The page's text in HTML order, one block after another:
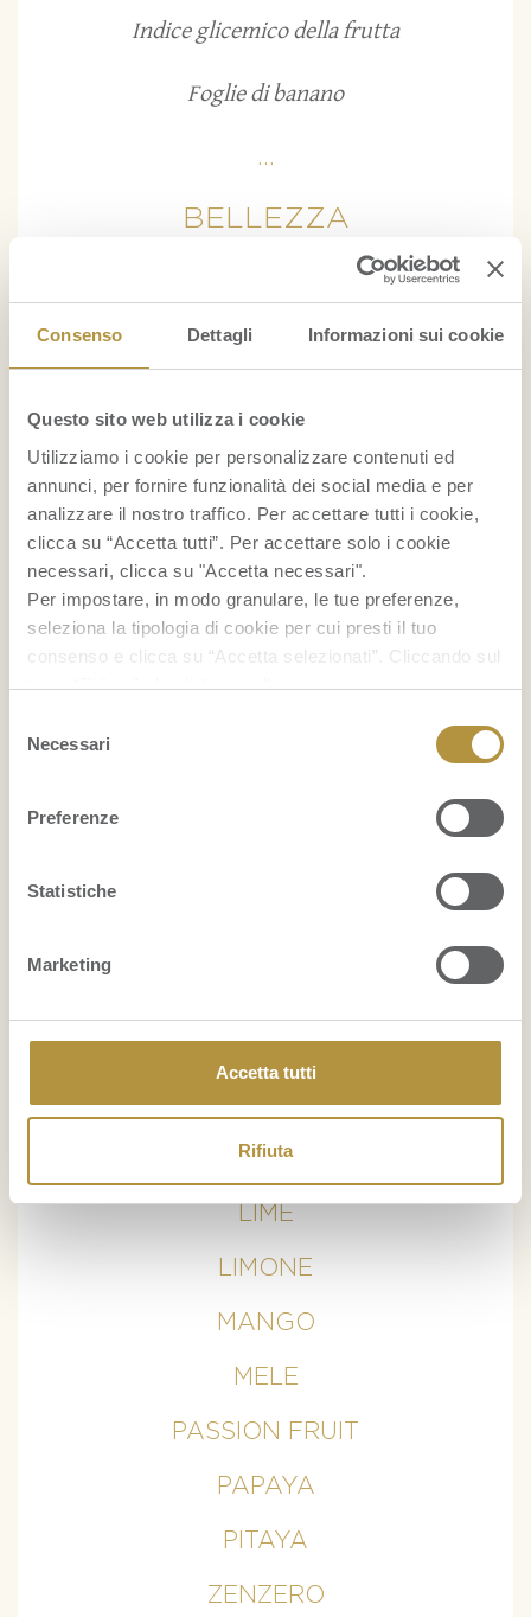
Consenso Dettagli Informazioni sui cookie
Questo sito web utilizza i cookie
Utilizziamo i cookie per personalizzare contenuti ed
annunci, per fornire funzionalità dei social media e per
analizzare il nostro traffico. Per accettare tutti i cookie,
clicca su “Accetta tutti”. Per accettare solo i cookie
necessari, clicca su "Accetta necessari".
Per impostare, in modo granulare, le tue preferenze,
seleziona la tipologia di cookie per cui presti il tuo
consenso e clicca su “Accetta selezionati”. Cliccando sul
tasto “Rifiuta” chiudi il pannello per continuare senza
Se vuoi saperne di più clicca
per accedere alla
delNecessari
Preferenze
Statistiche
Marketing
Accetta tutti
Rifiuta
Indice glicemico della frutta
Foglie di banano
...
BELLEZZA
Il mangostano: un ottimo alleato delle donne
nella lotta contro la cellulite
Maschera per capelli con avocado e olio di cocco:
nutrimento e idratazione
...
FRUITPEDIA
Grattachecca: cos’è e come si prepara
Bruschette estive: 12 idee con la frutta
VISUALIZZA PER PRODOTTO
CURCUMA
KIWI
LIME
LIMONE
MANGO
MELE
PASSION FRUIT
PAPAYA
PITAYA
ZENZERO